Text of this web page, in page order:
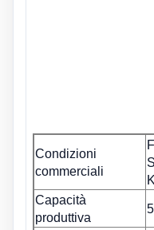
Condizioni
commerciali
Capacità
produttiva